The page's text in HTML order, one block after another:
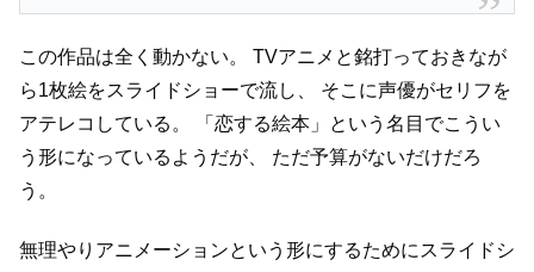
この作品は全く動かない。
TVアニメと銘打っておきなが
ら1枚絵をスライドショーで流し、
そこに声優がセリフを
アテレコしている。
「恋する絵本」という名目でこうい
う形になっているようだが、
ただ予算がないだけだろ
う。
無理やりアニメーションという形にするためにスライドシ